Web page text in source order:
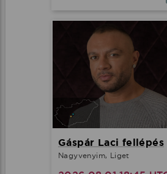
Gáspár Laci fellépés
Nagyvenyim, Liget